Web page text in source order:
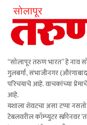
“सोलापूर तरुण भारत” हे नाव
गुलबर्गा, संभाजीनगर (औरंगाबाद
परिचयाचे आहे. वाचकांच्या
आहे.
यशाला शेवटचा असा टप्पा
टेबलवरील कॉम्प्युटर स्क्रीनवर